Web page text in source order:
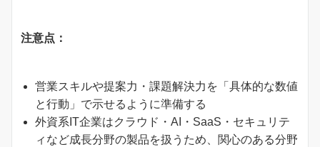
注意点：
営業スキルや提案力・課題解決力を「具体的な数値
と行動」で示せるように準備する
外資系IT企業はクラウド・AI・SaaS・セキュリテ
ィなど成長分野の製品を扱うため、関心のある分野